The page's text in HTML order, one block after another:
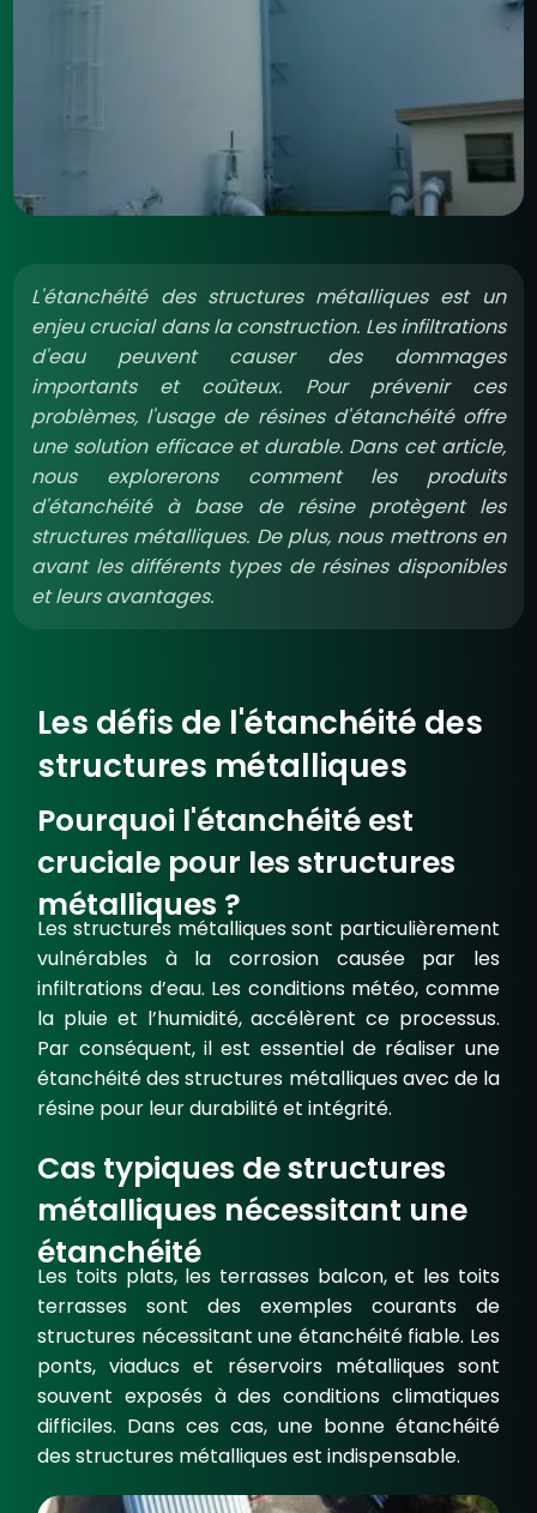
L'étanchéité des structures métalliques est un
enjeu crucial dans la construction. Les infiltrations
d'eau peuvent causer des dommages
importants et coûteux. Pour prévenir ces
problèmes, l'usage de résines d'étanchéité offre
une solution efficace et durable. Dans cet article,
nous explorerons comment les produits
d'étanchéité à base de résine protègent les
structures métalliques. De plus, nous mettrons en
avant les différents types de résines disponibles
et leurs avantages.
Les défis de l'étanchéité des
structures métalliques
Pourquoi l'étanchéité est
cruciale pour les structures
métalliques ?
Les structures métalliques sont particulièrement
vulnérables à la corrosion causée par les
infiltrations d’eau. Les conditions météo, comme
la pluie et l’humidité, accélèrent ce processus.
Par conséquent, il est essentiel de réaliser une
étanchéité des structures métalliques avec de la
résine pour leur durabilité et intégrité.
Cas typiques de structures
métalliques nécessitant une
étanchéité
Les toits plats, les terrasses balcon, et les toits
terrasses sont des exemples courants de
structures nécessitant une étanchéité fiable. Les
ponts, viaducs et réservoirs métalliques sont
souvent exposés à des conditions climatiques
difficiles. Dans ces cas, une bonne étanchéité
des structures métalliquesest indispensable.